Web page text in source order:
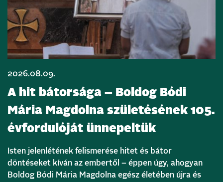
2026.08.09.
A hit bátorsága – Boldog Bódi
Mária Magdolna születésének 105.
évfordulóját ünnepeltük
Isten jelenlétének felismerése hitet és bátor
döntéseket kíván az embertől – éppen úgy, ahogyan
Boldog Bódi Mária Magdolna egész életében újra és